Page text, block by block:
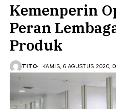
Kemenperin
Peran
Produk
TITO KAMIS, 6 AGUSTUS 2020,